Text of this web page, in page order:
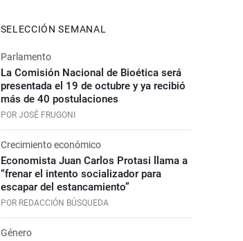
SELECCIÓN SEMANAL
Parlamento
La Comisión Nacional de Bioética será
presentada el 19 de octubre y ya recibió
más de 40 postulaciones
POR JOSÉ FRUGONI
Crecimiento económico
Economista Juan Carlos Protasi llama a
“frenar el intento socializador para
escapar del estancamiento”
POR REDACCIÓN BÚSQUEDA
Género